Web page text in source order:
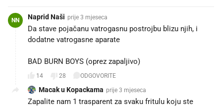
NN Naprid Naši prije 3 mjeseca
Da stave pojačanu vatrogasnu postrojbu blizu njih, i
dodatne vatrogasne aparate😂😂😂
BAD BURN BOYS (oprez zapaljivo) 😂😂😂
14 28 ODGOVORITE
Macak u Kopackama prije 3 mjeseca
Zapalite nam 1 trasparent za svaku fritulu koju ste